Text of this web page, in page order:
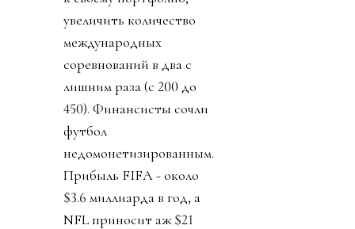
увеличить количество
международных
соревнований в два с
лишним раза (с 200 до
450). Финансисты сочли
футбол
недомонетизированным.
Прибыль FIFA - около
$3.6 миллиарда в год, а
NFL приносит аж $21